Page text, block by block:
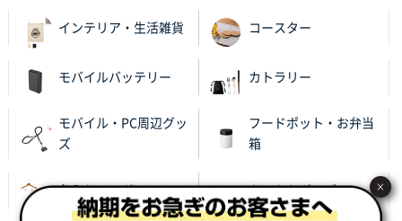
インテリア・生活雑貨 コースター
モバイルバッテリー カトラリー
モバイル・PC周辺グッ
ズ
フードポット・お弁当
箱
名入れハンガー あったかグッズ ×